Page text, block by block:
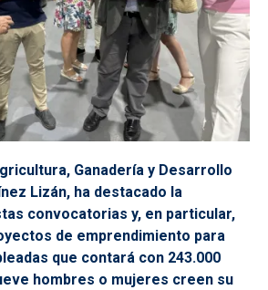
Ganadería y Desarrollo
Lizán, ha destacado la
convocatorias y, en particular,
de emprendimiento para
que contará con 243.000
hombres o mujeres creen su